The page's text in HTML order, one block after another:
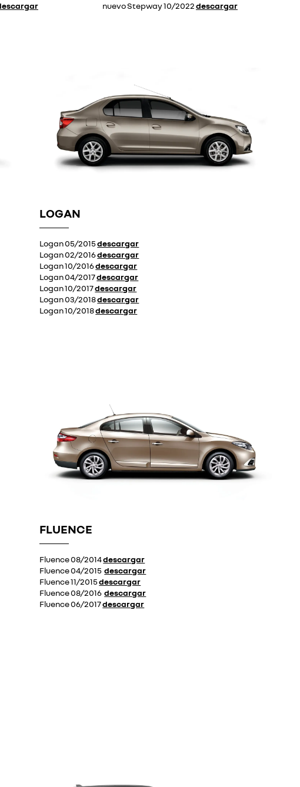
nuevo Stepway 10/2022descargar
LOGAN
Logan 05/2015descargar
Logan 02/2016descargar
Logan 10/2016descargar
Logan 04/2017descargar
Logan 10/2017descargar
Logan 03/2018descargar
Logan 10/2018descargar
FLUENCE
Fluence 08/2014descargar
Fluence 04/2015descargar
Fluence 11/2015descargar
Fluence 08/2016descargar
Fluence 06/2017descargar